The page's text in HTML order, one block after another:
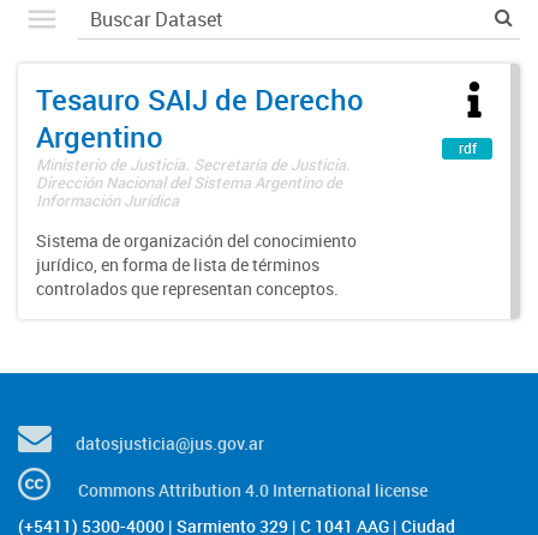
Tesauro SAIJ de Derecho
Argentino
Ministerio de Justicia. Secretaría de Justicia.
Dirección Nacional del Sistema Argentino de
Información Jurídica
Sistema de organización del conocimiento
jurídico, en forma de lista de términos
controlados que representan conceptos.
rdf
datosjusticia@jus.gov.ar
Commons Attribution 4.0 International license
(+5411) 5300-4000 | Sarmiento 329 | C 1041 AAG | Ciudad